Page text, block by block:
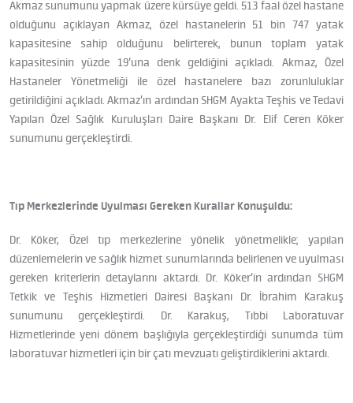
Akmaz sunumunu yapmak üzere kürsüye geldi. 513 faal özel hastane
olduğunu açıklayan Akmaz, özel hastanelerin 51 bin 747 yatak
kapasitesine sahip olduğunu belirterek, bunun toplam yatak
kapasitesinin yüzde 19’una denk geldiğini açıkladı. Akmaz, Özel
Hastaneler Yönetmeliği ile özel hastanelere bazı zorunluluklar
getirildiğini açıkladı. Akmaz’ın ardından SHGM Ayakta Teşhis ve Tedavi
Yapılan Özel Sağlık Kuruluşları Daire Başkanı Dr. Elif Ceren Köker
sunumunu gerçekleştirdi.
Tıp Merkezlerinde Uyulması Gereken Kurallar Konuşuldu:
Dr. Köker, Özel tıp merkezlerine yönelik yönetmelikle; yapılan
düzenlemelerin ve sağlık hizmet sunumlarında belirlenen ve uyulması
gereken kriterlerin detaylarını aktardı. Dr. Köker’in ardından SHGM
Tetkik ve Teşhis Hizmetleri Dairesi Başkanı Dr. İbrahim Karakuş
sunumunu gerçekleştirdi. Dr. Karakuş, Tıbbi Laboratuvar
Hizmetlerinde yeni dönem başlığıyla gerçekleştirdiği sunumda tüm
laboratuvar hizmetleri için bir çatı mevzuatı geliştirdiklerini aktardı.